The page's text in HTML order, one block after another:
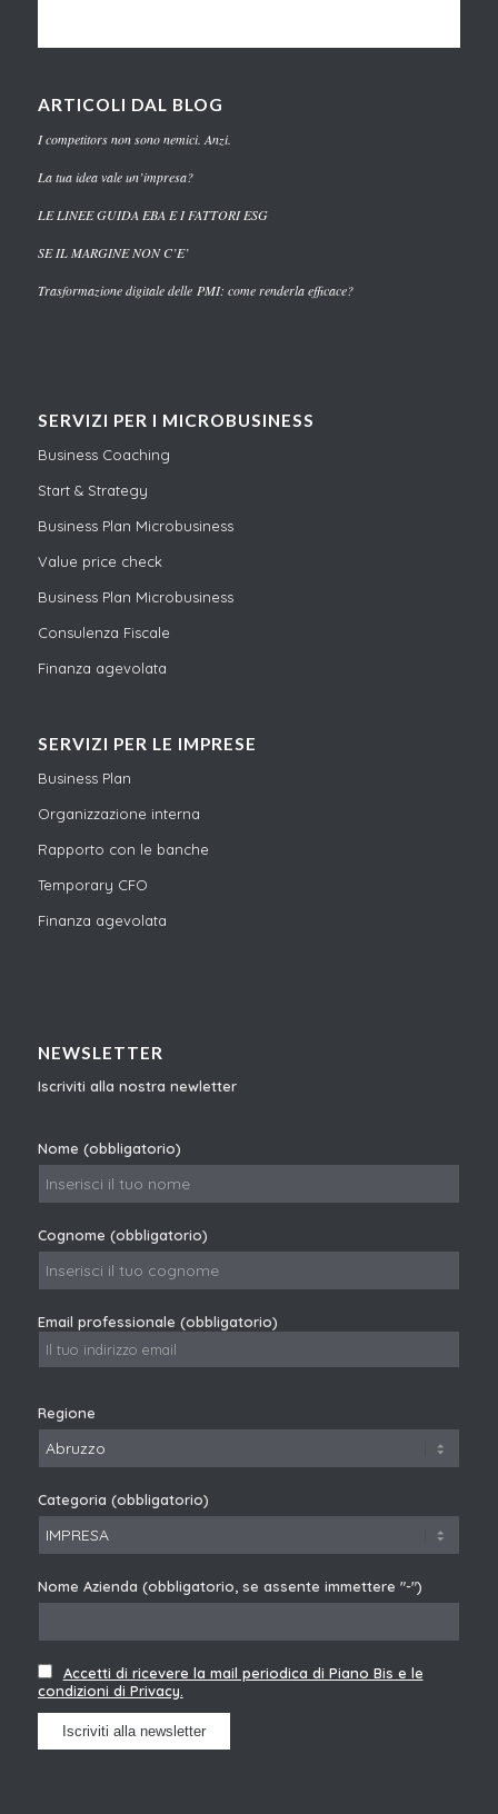
ARTICOLI DAL BLOG
I competitors non sono nemici. Anzi.
La tua idea vale un’impresa?
LE LINEE GUIDA EBA E I FATTORI ESG
SE IL MARGINE NON C’E’
Trasformazione digitale delle PMI: come renderla efficace?
SERVIZI PER I MICROBUSINESS
Business Coaching
Start & Strategy
Business Plan Microbusiness
Value price check
Business Plan Microbusiness
Consulenza Fiscale
Finanza agevolata
SERVIZI PER LE IMPRESE
Business Plan
Organizzazione interna
Rapporto con le banche
Temporary CFO
Finanza agevolata
NEWSLETTER
Iscriviti alla nostra newletter
Nome (obbligatorio)
Cognome (obbligatorio)
Email professionale (obbligatorio)
Regione
Categoria (obbligatorio)
Nome Azienda (obbligatorio, se assente immettere "-")
Accetti di ricevere la mail periodica di Piano Bis e le
condizioni di Privacy.